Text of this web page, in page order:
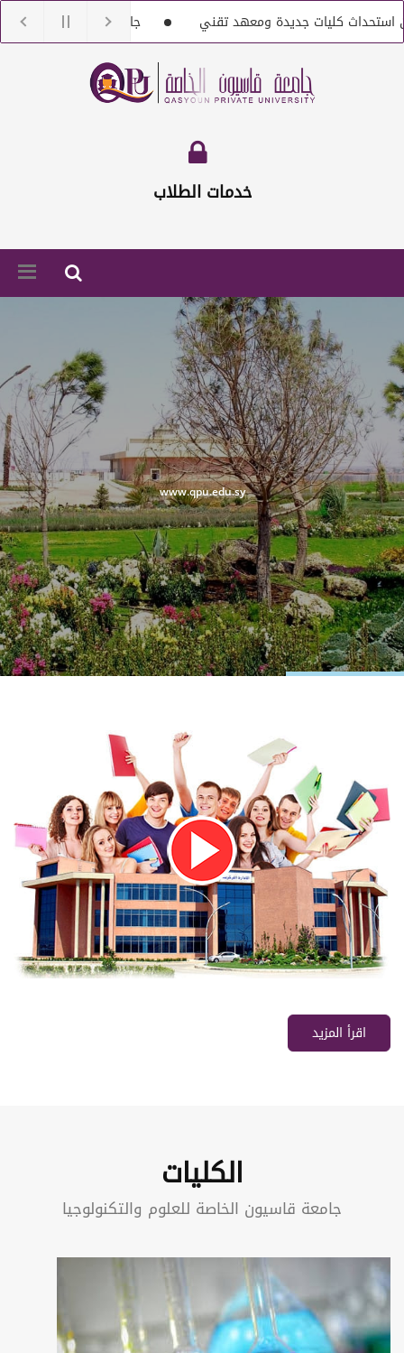
جديدة ومعهد تقني
جامعة قاسيون تنعى الدكتور بشار
هيئة تعليمية من حملة الماجستير والدكتوراه
خدمات الطلاب
www.qpu.edu.sy
اقرأ المزيد
الكليات
جامعة قاسيون الخاصة للعلوم والتكنولوجيا